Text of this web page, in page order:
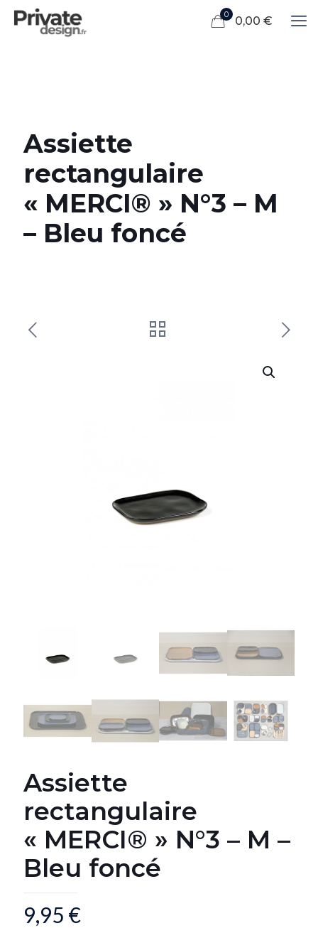
0 0,00 €
Assiette
rectangulaire
« MERCI® » N°3 – M
– Bleu foncé
Assiette
rectangulaire
« MERCI® » N°3 – M –
Bleu foncé
9,95 €